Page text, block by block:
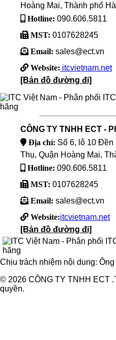
Hoàng Mai, Thành phố
Hotline: 090.606.5811
MST: 0107628245
Email: sales@ect.vn
Website: itcvietnam.net
[Bản đồ đường đi]
CÔNG TY TNHH ECT -
Địa chỉ: Số 6, lô 10
Thụ, Quận Hoàng Mai,
Hotline: 090.606.5811
MST: 0107628245
Email: sales@ect.vn
Website:itcvietnam.net
[Bản đồ đường đi]
Chịu trách nhiệm nội dung:
© 2026 CÔNG TY TNHH ECT
quyền.